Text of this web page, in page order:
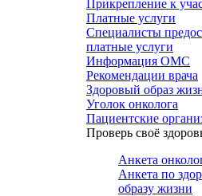
Прикрепление к
Платные услуги
Специалисты
платные услуги
Информация ОМС
Рекомендации врача
Здоровый образ
Уголок онколога
Пациентские
Проверь своё
Анкета
Анкета по
образу жизни